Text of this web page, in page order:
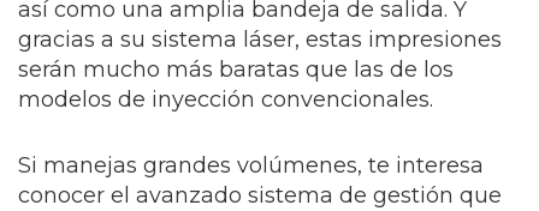
así como una amplia bandeja de salida. Y
gracias a su sistema láser, estas impresiones
serán mucho más baratas que las de los
modelos de inyección convencionales.
Si manejas grandes volúmenes, te interesa
conocer el avanzado sistema de gestión que